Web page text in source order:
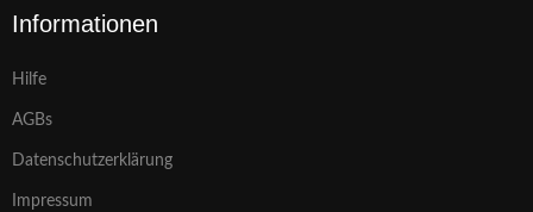
Informationen
Hilfe
AGBs
Datenschutzerklärung
Impressum